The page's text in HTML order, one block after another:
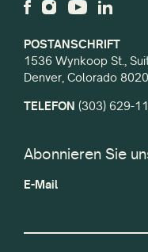
POSTANSCHRIFT
1536 Wynkoop St.,
Denver, Colorado
TELEFON (303) 629-
Abonnieren Sie
E-Mail